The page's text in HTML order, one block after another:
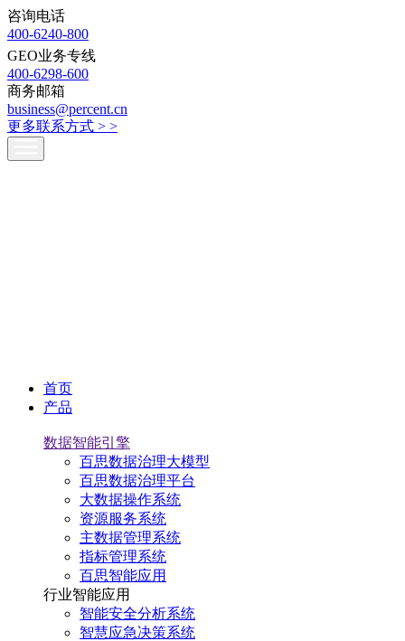
咨询电话
400-6240-800
GEO业务专线
400-6298-600
商务邮箱
business@percent.cn
更多联系方式 > >
首页
产品
数据智能引擎
百思数据治理大模型
百思数据治理平台
大数据操作系统
资源服务系统
主数据管理系统
指标管理系统
百思智能应用
行业智能应用
智能安全分析系统
智慧应急决策系统